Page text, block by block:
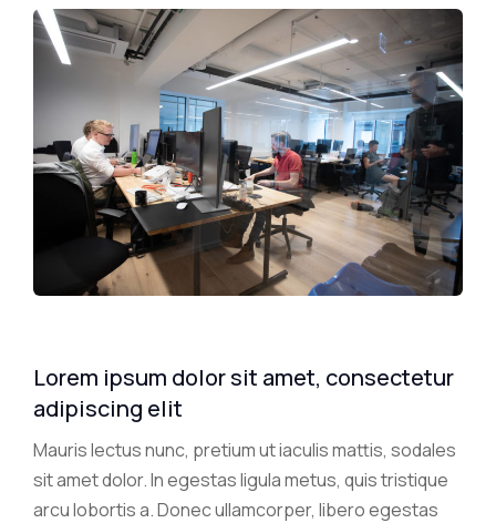
Lorem ipsum dolor sit amet, consectetur
adipiscing elit
Mauris lectus nunc, pretium ut iaculis mattis, sodales
sit amet dolor. In egestas ligula metus, quis tristique
arcu lobortis a. Donec ullamcorper, libero egestas